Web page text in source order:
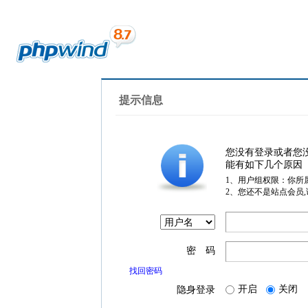
提示信息
您没有登录或者您
能有如下几个原因
1、用户组权限：你所
2、您还不是站点会员
密 码
找回密码
隐身登录 开启 关闭